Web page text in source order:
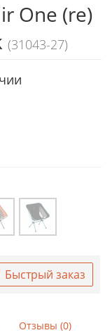
One (re)
(31043-27)
Быстрый заказ
Отзывы (0)